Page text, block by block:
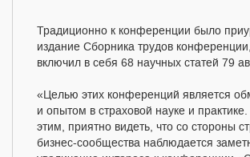
Традиционно к конференции было
издание Сборника трудов
включил в себя 68 научных статей 79
«Целью этих конференций является
и опытом в страховой науке и
этим, приятно видеть, что со стороны
бизнес-сообщества наблюдается